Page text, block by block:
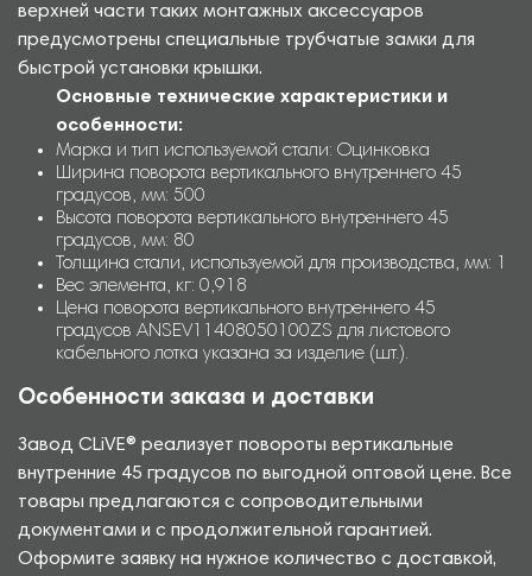
верхней части таких монтажных аксессуаров
предусмотрены специальные трубчатые замки для
быстрой установки крышки.
Основные технические характеристики и
особенности:
Марка и тип используемой стали: Оцинковка
Ширина поворота вертикального внутреннего 45
градусов, мм: 500
Высота поворота вертикального внутреннего 45
градусов, мм: 80
Толщина стали, используемой для производства, мм: 1
Вес элемента, кг: 0,918
Цена поворота вертикального внутреннего 45
градусов ANSEV11408050100ZS для листового
кабельного лотка указана за изделие (шт.).
Особенности заказа и доставки
Завод CLiVE® реализует повороты вертикальные
внутренние 45 градусов по выгодной оптовой цене. Все
товары предлагаются с сопроводительными
документами и с продолжительной гарантией.
Оформите заявку на нужное количество с доставкой,